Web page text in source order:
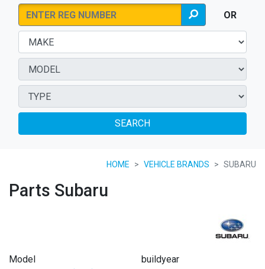
OR
SEARCH
HOME VEHICLE BRANDS SUBARU
Parts Subaru
Model
buildyear